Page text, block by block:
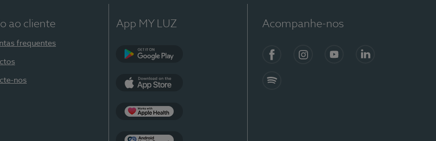
ao cliente
frequentes
nos
App MY LUZ Acompanhe-nos